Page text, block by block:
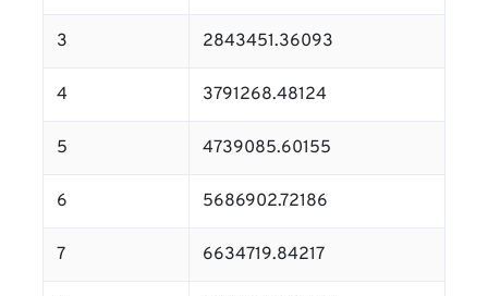
3 2843451.36093
4 3791268.48124
5 4739085.60155
6 5686902.72186
7 6634719.84217